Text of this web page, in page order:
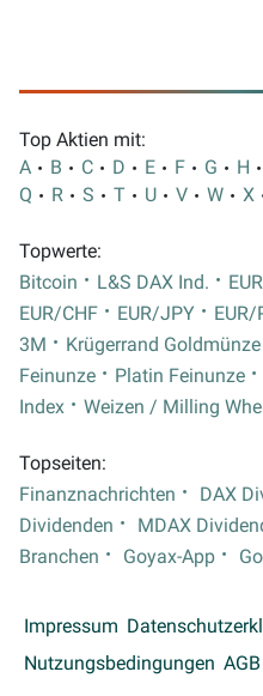
Top Aktien mit:
A
B C D E F G H
Q
R S T U V W X
Topwerte:
Bitcoin
L&S DAX Ind.
EUR/CHF
EUR/JPY EUR/
3M
Krügerrand Goldmünze
Feinunze
Platin Feinunze
Index
Weizen / Milling
Topseiten:
Finanznachrichten
DAX
Dividenden
MDAX
Branchen
Goyax-App
Impressum
Nutzungsbedingungen AGB